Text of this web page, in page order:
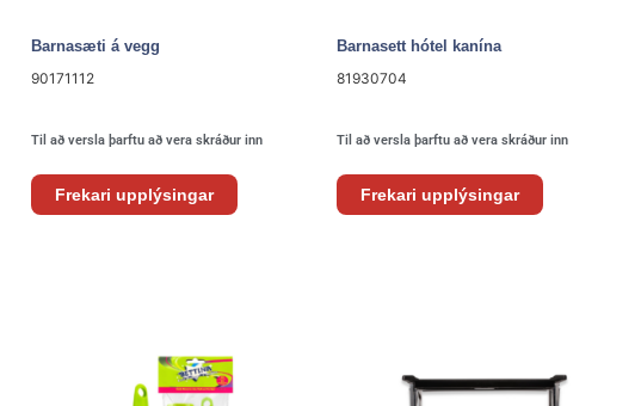
Barnasæti á vegg
90171112
Til að versla þarftu að vera skráður inn
Frekari upplýsingar
Barnasett hótel kanína
81930704
Til að versla þarftu að vera skráður inn
Frekari upplýsingar